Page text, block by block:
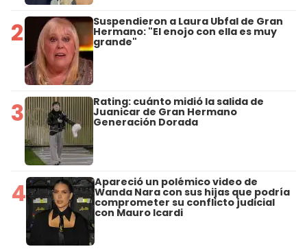
2 Suspendieron a Laura Ubfal de Gran
Hermano: "El enojo con ella es muy
grande"
3 Rating: cuánto midió la salida de
Juanicar de Gran Hermano
Generación Dorada
4 Apareció un polémico video de
Wanda Nara con sus hijas que podría
comprometer su conflicto judicial
con Mauro Icardi